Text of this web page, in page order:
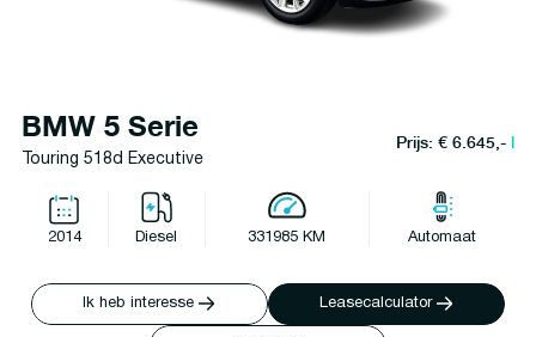
BMW 5 Serie
Touring 518d Executive
Prijs: € 6.645,-l
2014 Diesel 331985 KM Automaat
Ik heb interesse Leasecalculator